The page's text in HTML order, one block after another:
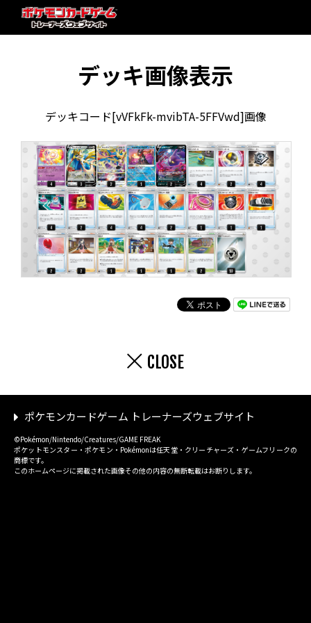
デッキ画像表示
デッキコード[vVFkFk-mvibTA-5FFVwd]画像
CLOSE
ポケモンカードゲーム トレーナーズウェブサイト
©Pokémon/Nintendo/Creatures/GAME FREAK
ポケットモンスター・ポケモン・Pokémonは任天堂・クリーチャーズ・ゲームフリークの
商標です。
このホームページに掲載された画像その他の内容の無断転載はお断りします。